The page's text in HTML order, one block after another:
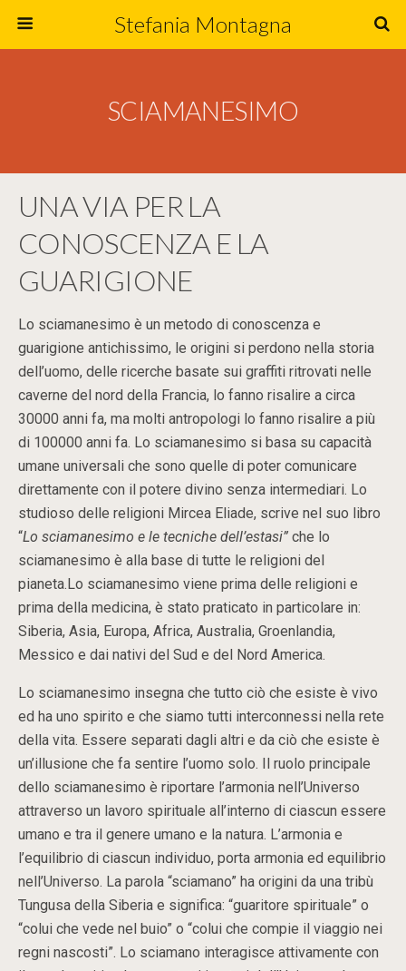
Stefania Montagna
SCIAMANESIMO
UNA VIA PER LA
CONOSCENZA E LA
GUARIGIONE
Lo sciamanesimo è un metodo di conoscenza e
guarigione antichissimo, le origini si perdono nella storia
dell’uomo, delle ricerche basate sui graffiti ritrovati nelle
caverne del nord della Francia, lo fanno risalire a circa
30000 anni fa, ma molti antropologi lo fanno risalire a più
di 100000 anni fa. Lo sciamanesimo si basa su capacità
umane universali che sono quelle di poter comunicare
direttamente con il potere divino senza intermediari. Lo
studioso delle religioni Mircea Eliade, scrive nel suo libro
“Lo sciamanesimo e le tecniche dell’estasi” che lo
sciamanesimo è alla base di tutte le religioni del
pianeta.Lo sciamanesimo viene prima delle religioni e
prima della medicina, è stato praticato in particolare in:
Siberia, Asia, Europa, Africa, Australia, Groenlandia,
Messico e dai nativi del Sud e del Nord America.
Lo sciamanesimo insegna che tutto ciò che esiste è vivo
ed ha uno spirito e che siamo tutti interconnessi nella rete
della vita. Essere separati dagli altri e da ciò che esiste è
un’illusione che fa sentire l’uomo solo. Il ruolo principale
dello sciamanesimo è riportare l’armonia nell’Universo
attraverso un lavoro spirituale all’interno di ciascun essere
umano e tra il genere umano e la natura. L’armonia e
l’equilibrio di ciascun individuo, porta armonia ed equilibrio
nell’Universo. La parola “sciamano” ha origini da una tribù
Tungusa della Siberia e significa: “guaritore spirituale” o
“colui che vede nel buio” o “colui che compie il viaggio nei
regni nascosti”. Lo sciamano interagisce attivamente con